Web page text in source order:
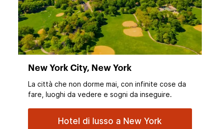
New York City, New York
La città che non dorme mai, con infinite cose da
fare, luoghi da vedere e sogni da inseguire.
Hotel di lusso a New York